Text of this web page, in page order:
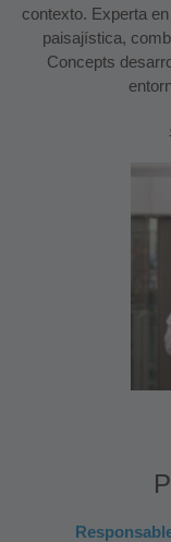
contexto. Experta
paisajística,
Concepts